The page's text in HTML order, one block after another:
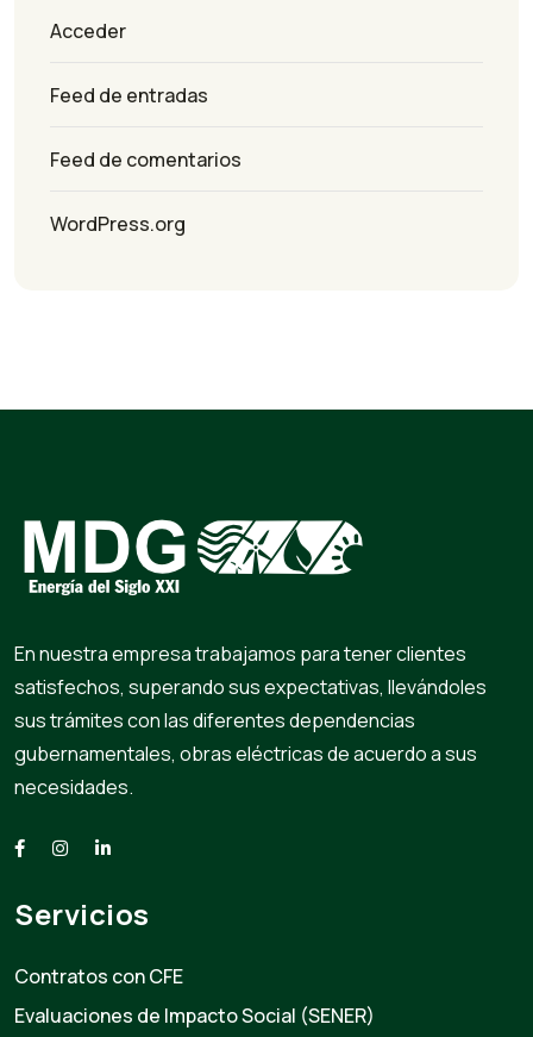
Acceder
Feed de entradas
Feed de comentarios
WordPress.org
En nuestra empresa trabajamos para tener clientes
satisfechos, superando sus expectativas, llevándoles
sus trámites con las diferentes dependencias
gubernamentales, obras eléctricas de acuerdo a sus
necesidades.
Servicios
Contratos con CFE
Evaluaciones de Impacto Social (SENER)